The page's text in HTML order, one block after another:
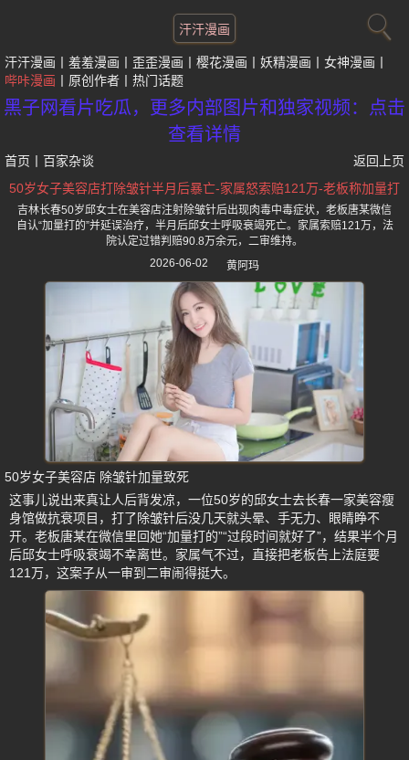
汗汗漫画
汗汗漫画 羞羞漫画 歪歪漫画 樱花漫画 妖精漫画
女神漫画
哔咔漫画
原创作者 热门话题
黑子网看片吃瓜，更多内部图片和独家视频：点击
查看详情
首页 百家杂谈
返回上页
50岁女子美容店打除皱针半月后暴亡-家属怒索赔121万-老板称加量打
吉林长春50岁邱女士在美容店注射除皱针后出现肉毒中毒症状，老板唐某微信
自认“加量打的”并延误治疗，半月后邱女士呼吸衰竭死亡。家属索赔121万，法
院认定过错判赔90.8万余元，二审维持。
2026-06-02
黄阿玛
50岁女子美容店 除皱针加量致死
这事儿说出来真让人后背发凉，一位50岁的邱女士去长春一家美容瘦
身馆做抗衰项目，打了除皱针后没几天就头晕、手无力、眼睛睁不
开。老板唐某在微信里回她“加量打的”“过段时间就好了”，结果半个月
后邱女士呼吸衰竭不幸离世。家属气不过，直接把老板告上法庭要
121万，这案子从一审到二审闹得挺大。